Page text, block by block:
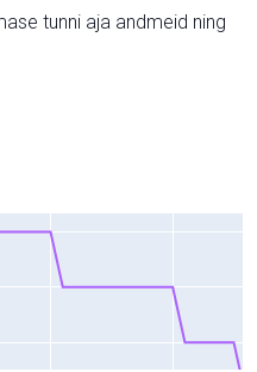
tunni aja andmeid ning